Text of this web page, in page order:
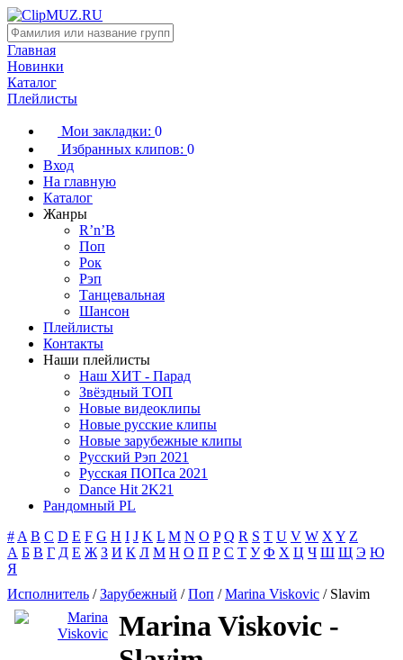
Главная
Новинки
Каталог
Плейлисты
Мои закладки: 0
Избранных клипов: 0
Вход
На главную
Каталог
Жанры
R’n’B
Поп
Рок
Рэп
Танцевальная
Шансон
Плейлисты
Контакты
Наши плейлисты
Наш ХИТ - Парад
Звёздный ТОП
Новые видеоклипы
Новые русские клипы
Новые зарубежные клипы
Русский Рэп 2021
Русская ПОПса 2021
Dance Hit 2K21
Рандомный PL
# A B C D E F G H I J K L M N O P Q R S T U V W X Y Z
А Б В Г Д Е Ж З И К Л М Н О П Р С Т У Ф Х Ц Ч Ш Щ Э Ю
Я
Исполнитель /Зарубежный /Поп /Marina Viskovic / Slavim
Marina Viskovic -